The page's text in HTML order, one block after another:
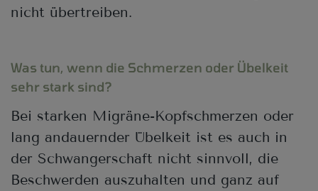
nicht übertreiben.
Was tun, wenn die Schmerzen oder Übelkeit
sehr stark sind?
Bei starken Migräne-Kopfschmerzen oder
lang andauernder Übelkeit ist es auch in
der Schwangerschaft nicht sinnvoll, die
Beschwerden auszuhalten und ganz auf